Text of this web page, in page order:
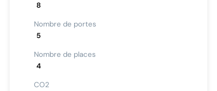
8
Nombre de portes
5
Nombre de places
4
CO2